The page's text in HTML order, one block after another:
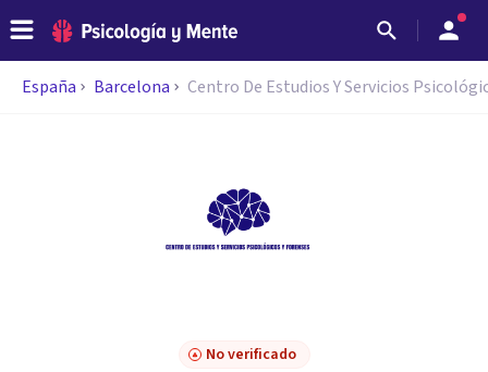
España Barcelona Centro De Estudios Y Servicios
No verificado